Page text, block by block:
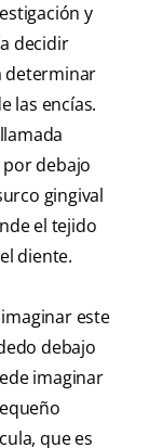
y
decidir
determinar
las encías.
debajo
gingival
el tejido
diente.
este
debajo
imaginar
que es